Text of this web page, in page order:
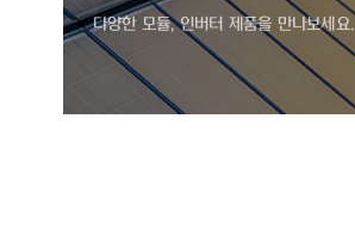
다양한 모듈, 인버터 제품을 만나보세요.